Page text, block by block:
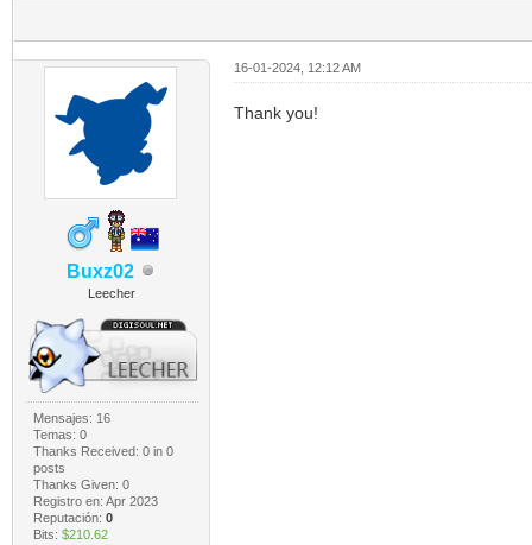
Buxz02
Leecher
Mensajes: 16
Temas: 0
Thanks Received: 0in 0
posts
Thanks Given: 0
Registro en: Apr 2023
Reputación: 0
Bits: $210.62
16-01-2024, 12:12 AM
Thank you!